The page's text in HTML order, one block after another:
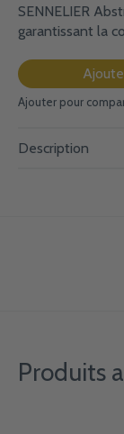
SENNELIER
garantissant la
Ajouter pour
Description
Produits